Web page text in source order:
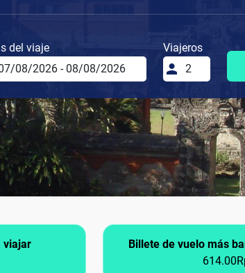
del viaje
Viajeros
viajar
Billete de vuelo más